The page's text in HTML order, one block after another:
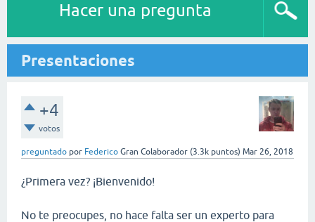
Hacer una pregunta
Presentaciones
+4
votos
preguntado por Federico Gran Colaborador (3.3k puntos) Mar 26, 2018
¿Primera vez? ¡Bienvenido!
No te preocupes, no hace falta ser un experto para